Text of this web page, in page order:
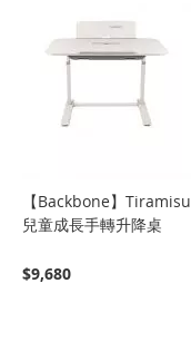
【Backbone】Tiramisu
兒童成長手轉升降桌
$9,680